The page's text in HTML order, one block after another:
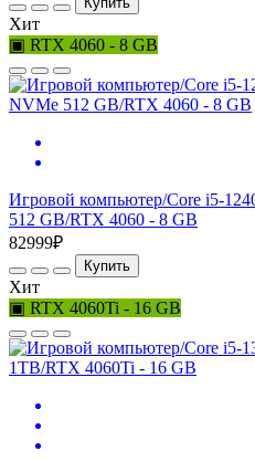
Хит
▣ RTX 4060 - 8 GB
Игровой компьютер/Core i5-
512 GB/RTX 4060 - 8 GB
82999₽
Купить
Хит
▣ RTX 4060Ti - 16 GB